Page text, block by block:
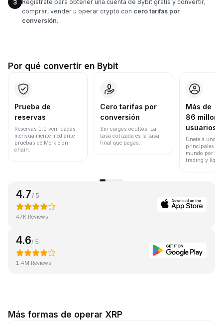
3
Regístrate para obtener una cuenta de Bybit gratis y convertir,
comprar, vender u operar crypto con cero tarifas por
conversión.
Por qué convertir en Bybit
Prueba de
reservas
Reservas 1:1 verificadas
mensualmente mediante
pruebas de Merkle on-
chain.
Cero tarifas por
conversión
Sin cargos ocultos. La
tasa cotizada es la tasa
final que pagas.
Más de
86
usuarios
Únete a uno
principales
mundo por
trading y
4.7 / 5
47K Reviews
4.6/ 5
1.4M Reviews
Más formas de operar XRP